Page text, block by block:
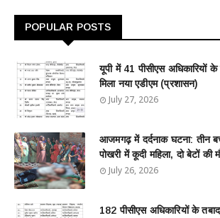
POPULAR POSTS
यूपी में 41 पीसीएस अधिकारियों
मिला नया एडीएम (प्रशासन)
July 27, 2026
आजमगढ़ में दर्दनाक घटना: तीन
पोखरी में कूदी महिला, दो बेटों की
July 26, 2026
182 पीसीएस अधिकारियों के